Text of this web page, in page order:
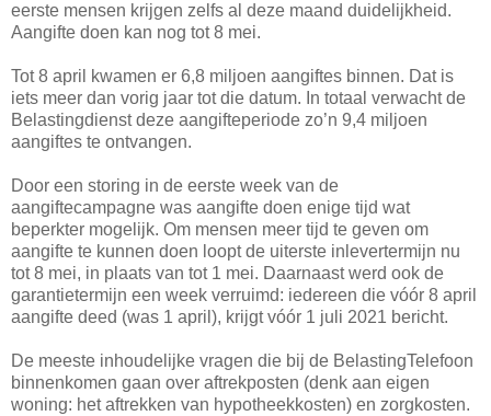
eerste mensen krijgen zelfs al deze maand duidelijkheid.
Aangifte doen kan nog tot 8 mei.
Tot 8 april kwamen er 6,8 miljoen aangiftes binnen. Dat is
iets meer dan vorig jaar tot die datum. In totaal verwacht de
Belastingdienst deze aangifteperiode zo’n 9,4 miljoen
aangiftes te ontvangen.
Door een storing in de eerste week van de
aangiftecampagne was aangifte doen enige tijd wat
beperkter mogelijk. Om mensen meer tijd te geven om
aangifte te kunnen doen loopt de uiterste inlevertermijn nu
tot 8 mei, in plaats van tot 1 mei. Daarnaast werd ook de
garantietermijn een week verruimd: iedereen die vóór 8 april
aangifte deed (was 1 april), krijgt vóór 1 juli 2021 bericht.
De meeste inhoudelijke vragen die bij de BelastingTelefoon
binnenkomen gaan over aftrekposten (denk aan eigen
woning: het aftrekken van hypotheekkosten) en zorgkosten.